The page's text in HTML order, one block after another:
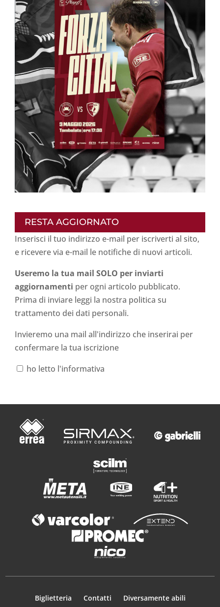
RESTA AGGIORNATO
Inserisci il tuo indirizzo e-mail per iscriverti al sito,
e ricevere via e-mail le notifiche di nuovi articoli.
Useremo la tua mail SOLO per inviarti
aggiornamenti per ogni articolo pubblicato.
Prima di inviare leggi la nostra politica su
trattamento dei dati personali.
Invieremo una mail all'indirizzo che inserirai per
confermare la tua iscrizione
ho letto l'informativa
Biglietteria Contatti
Diversamente abili